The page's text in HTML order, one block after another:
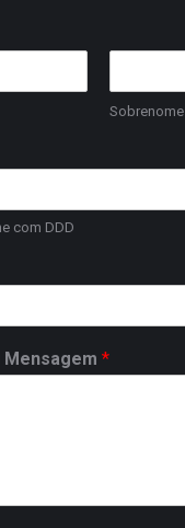
Sobrenome
com DDD
*